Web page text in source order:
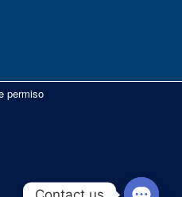
permiso